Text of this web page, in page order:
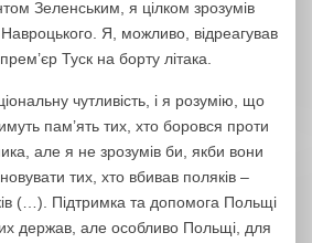
Зеленським, я цілком зрозумів
Я, можливо, відреагував
Туск на борту літака.
чутливість, і я розумію, що
пам’ять тих, хто боровся проти
але я не зрозумів би, якби вони
тих, хто вбивав поляків –
(…). Підтримка та допомога Польщі
держав, але особливо Польщі, для